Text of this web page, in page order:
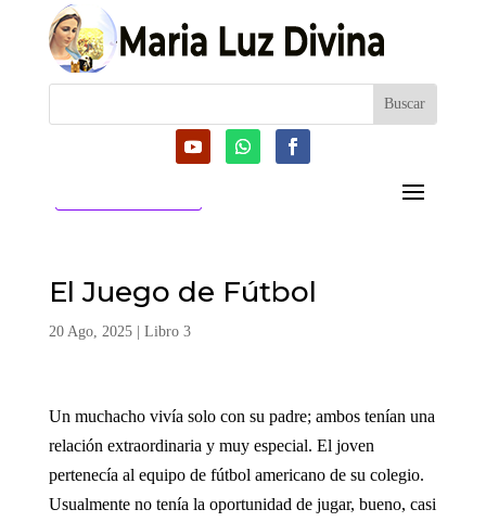
El Juego de Fútbol
20 Ago, 2025| Libro 3
Un muchacho vivía solo con su padre; ambos tenían una
relación extraordinaria y muy especial. El joven
pertenecía al equipo de fútbol americano de su colegio.
Usualmente no tenía la oportunidad de jugar, bueno, casi